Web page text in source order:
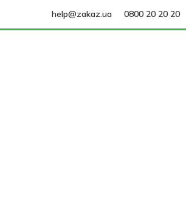
help@zakaz.ua 0800 20 20 20